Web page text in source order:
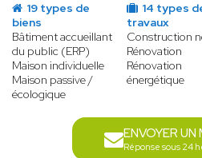
19 types de
biens
Bâtiment accueillant
du public (ERP)
Maison individuelle
Maison passive /
écologique
14 types
travaux
Construction
Rénovation
Rénovation
énergétique
ENVOYER UN
Réponse sous 24